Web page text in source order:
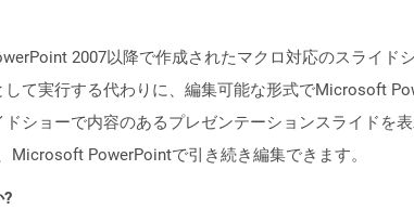
2007以降で作成されたマクロ対応のスライド
て実行する代わりに、編集可能な形式でMicrosoft
ショーで内容のあるプレゼンテーションスライドを
PowerPointで引き続き編集できます。